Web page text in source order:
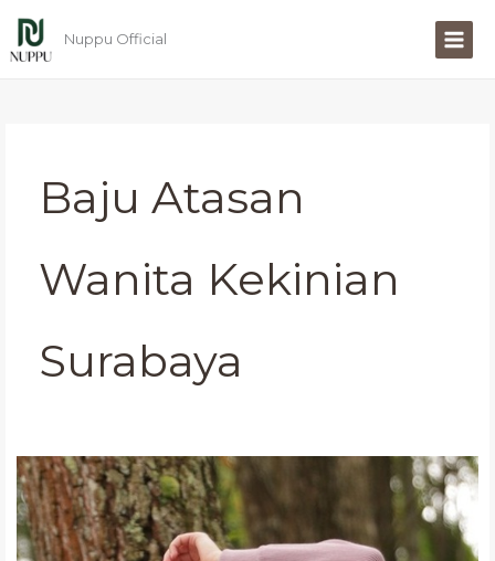
konten
Nuppu Official
Baju Atasan
Wanita Kekinian
Surabaya
Atasan
Wanita
Surabaya
Kekinian